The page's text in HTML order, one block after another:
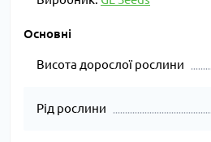
Основні
Висота дорослої рослини
Рід рослини